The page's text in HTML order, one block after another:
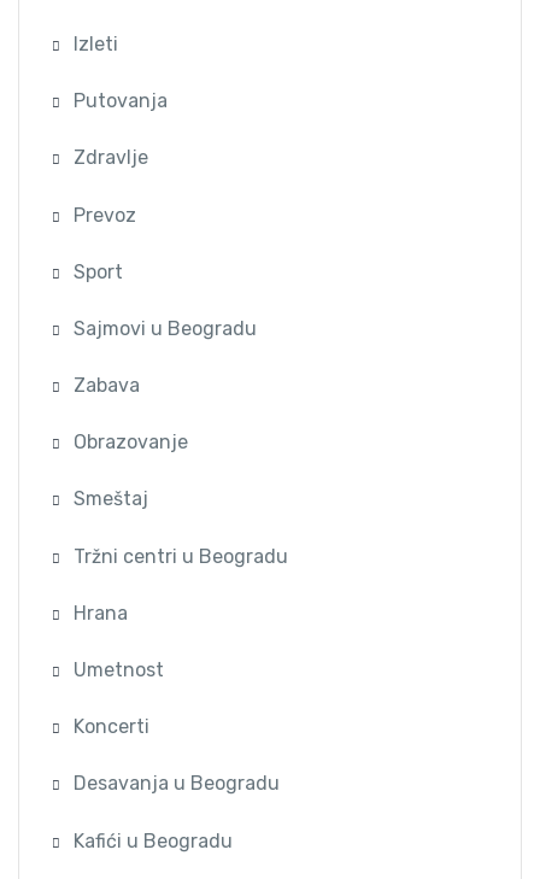
Izleti
Putovanja
Zdravlje
Prevoz
Sport
Sajmovi u Beogradu
Zabava
Obrazovanje
Smeštaj
Tržni centri u Beogradu
Hrana
Umetnost
Koncerti
Desavanja u Beogradu
Kafići u Beogradu